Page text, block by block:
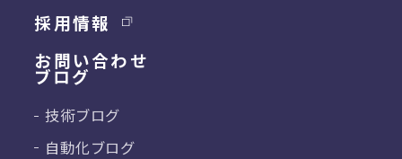
採用情報
お問い合わせ
ブログ
技術ブログ
自動化ブログ